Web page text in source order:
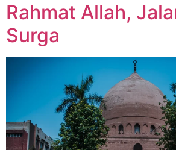
Rahmat Allah,
Surga